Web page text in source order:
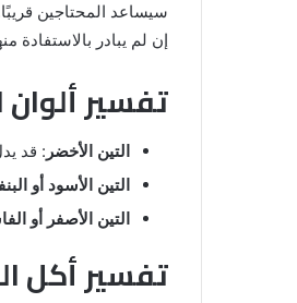
سيساعد المحتاجين
إن لم يبادر بالاستفادة
تفسير
التين الأخضر : قد
التين الأسود أو
التين الأصفر أو
تفسير أكل